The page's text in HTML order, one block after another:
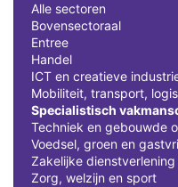
Alle sectoren
Bovensectoraal
Entree
Handel
ICT en creatieve
Mobiliteit, transport,
Specialistisch
Techniek en gebouwde
Voedsel, groen en
Zakelijke
Zorg, welzijn en sport